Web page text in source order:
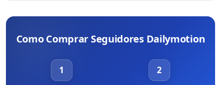
Como Comprar Seguidores Dailymotion
1 2